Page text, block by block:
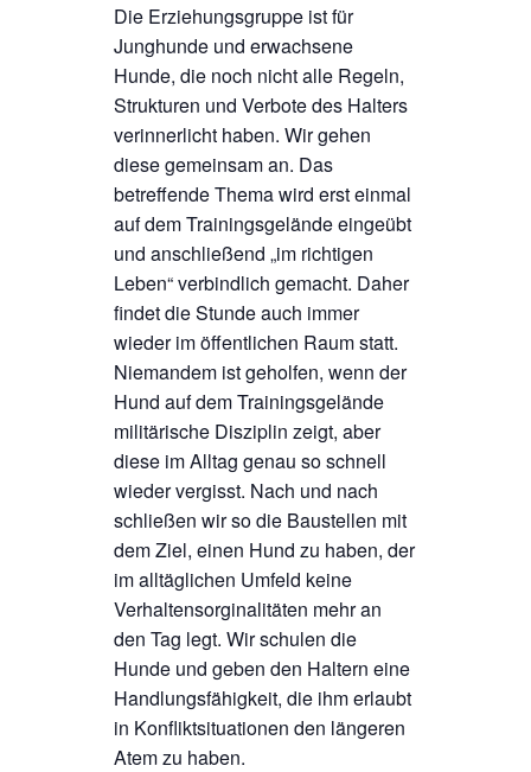
Die Erziehungsgruppe ist für
Junghunde und erwachsene
Hunde, die noch nicht alle Regeln,
Strukturen und Verbote des Halters
verinnerlicht haben. Wir gehen
diese gemeinsam an. Das
betreffende Thema wird erst einmal
auf dem Trainingsgelände eingeübt
und anschließend „im richtigen
Leben“ verbindlich gemacht. Daher
findet die Stunde auch immer
wieder im öffentlichen Raum statt.
Niemandem ist geholfen, wenn der
Hund auf dem Trainingsgelände
militärische Disziplin zeigt, aber
diese im Alltag genau so schnell
wieder vergisst. Nach und nach
schließen wir so die Baustellen mit
dem Ziel, einen Hund zu haben, der
im alltäglichen Umfeld keine
Verhaltensorginalitäten mehr an
den Tag legt. Wir schulen die
Hunde und geben den Haltern eine
Handlungsfähigkeit, die ihm erlaubt
in Konfliktsituationen den längeren
Atem zu haben.